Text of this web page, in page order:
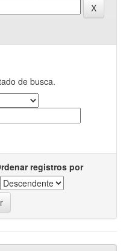
de busca.
registros por